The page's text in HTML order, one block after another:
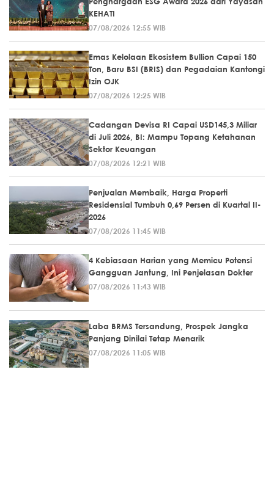
KEHATI
07/08/2026 12:55 WIB
Emas Kelolaan Ekosistem Bullion Capai 150
Ton, Baru BSI (BRIS) dan Pegadaian Kantongi
Izin OJK
07/08/2026 12:25 WIB
Cadangan Devisa RI Capai USD145,3 Miliar
di Juli 2026, BI: Mampu Topang Ketahanan
Sektor Keuangan
07/08/2026 12:21 WIB
Penjualan Membaik, Harga Properti
Residensial Tumbuh 0,69 Persen di Kuartal II-
2026
07/08/2026 11:45 WIB
4 Kebiasaan Harian yang Memicu Potensi
Gangguan Jantung, Ini Penjelasan Dokter
07/08/2026 11:43 WIB
Laba BRMS Tersandung, Prospek Jangka
Panjang Dinilai Tetap Menarik
07/08/2026 11:05 WIB